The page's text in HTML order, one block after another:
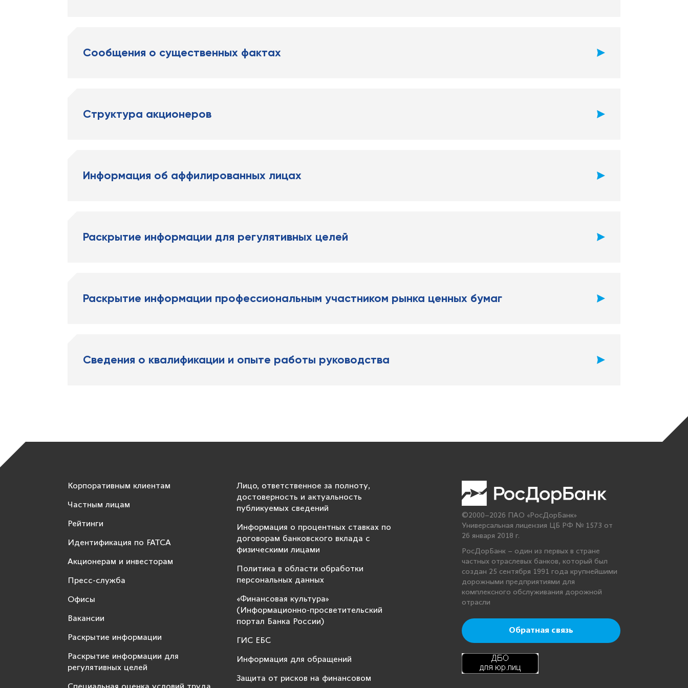
Сообщения о существенных фактах
Структура акционеров
Информация об аффилированных лицах
Раскрытие информации для регулятивных целей
Раскрытие информации профессиональным участником рынка ценных бумаг
Сведения о квалификации и опыте работы руководства
Корпоративным клиентам
Частным лицам
Рейтинги
Идентификация по FATCA
Акционерам и инвесторам
Пресс-служба
Офисы
Вакансии
Раскрытие информации
Раскрытие информации для
регулятивных целей
Лицо, ответственное за полноту,
достоверность и актуальность
публикуемых сведений
Информация о процентных ставках по
договорам банковского вклада с
физическими лицами
Политика в области обработки
персональных данных
«Финансовая культура»
(Информационно-просветительский
портал Банка России)
ГИС ЕБС
Информация для обращений
Защита от рисков на финансовом
©2000–2026 ПАО «РосДорБанк»
Универсальная лицензия ЦБ РФ № 1573 от
26 января 2018 г.
РосДорБанк – один из первых в стране
частных отраслевых банков, который был
создан 25 сентября 1991 года крупнейшими
дорожными предприятиями для
комплексного обслуживания дорожной
отрасли
Обратная связь